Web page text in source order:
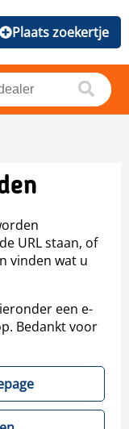
Plaats zoekertje
URL staan, of
vinden wat u
een e-
Bedankt voor